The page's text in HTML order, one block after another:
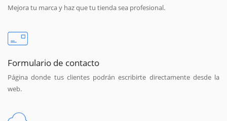
Mejora tu marca y haz que tu tienda sea profesional.
Formulario de contacto
Página donde tus clientes podrán escribirte directamente desde la
web.